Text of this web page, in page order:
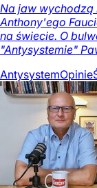
Na jaw wychodzą
Anthony'ego
na świecie. O
"Antysystemie"
AntysystemOpinie